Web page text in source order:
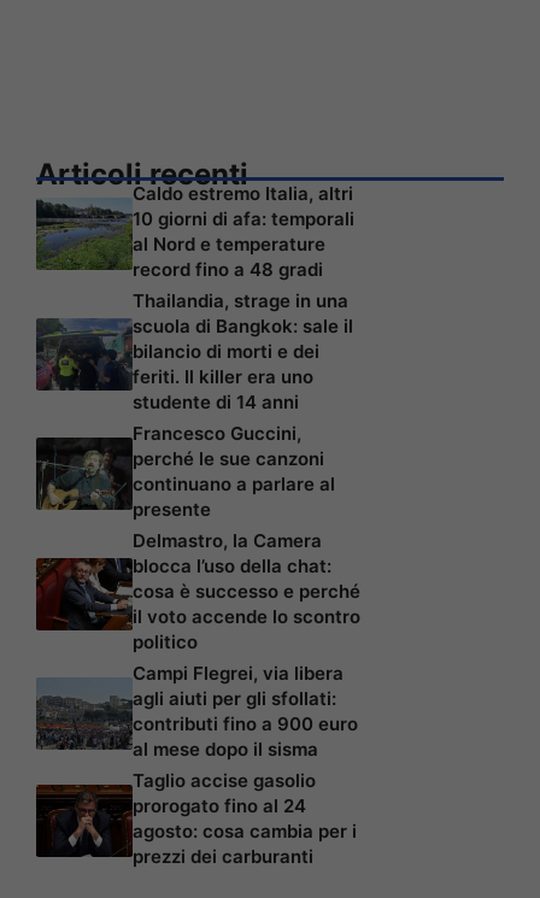
Articoli recenti
Caldo estremo Italia, altri
10 giorni di afa: temporali
al Nord e temperature
record fino a 48 gradi
Thailandia, strage in una
scuola di Bangkok: sale il
bilancio di morti e dei
feriti. Il killer era uno
studente di 14 anni
Francesco Guccini,
perché le sue canzoni
continuano a parlare al
presente
Delmastro, la Camera
blocca l’uso della chat:
cosa è successo e perché
il voto accende lo scontro
politico
Campi Flegrei, via libera
agli aiuti per gli sfollati:
contributi fino a 900 euro
al mese dopo il sisma
Taglio accise gasolio
prorogato fino al 24
agosto: cosa cambia per i
prezzi dei carburanti